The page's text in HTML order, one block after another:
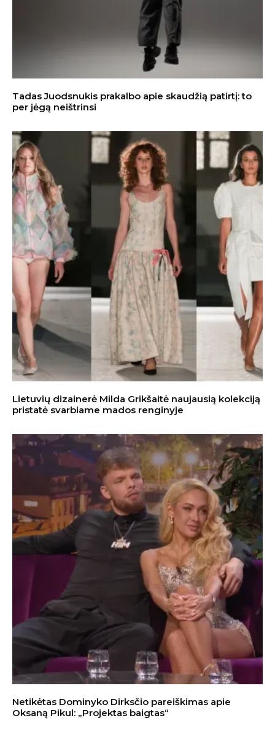
Tadas Juodsnukis prakalbo apie skaudžią patirtį: to
per jėgą neištrinsi
Lietuvių dizainerė Milda Grikšaitė naujausią kolekciją
pristatė svarbiame mados renginyje
Netikėtas Dominyko Dirksčio pareiškimas apie
Oksaną Pikul: „Projektas baigtas“